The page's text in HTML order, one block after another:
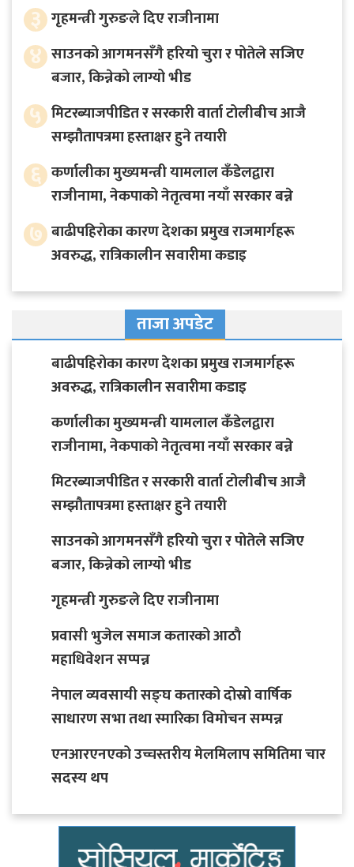
३ गृहमन्त्री गुरुङले दिए राजीनामा
४ साउनको आगमनसँगै हरियो चुरा र पोतेले सजिए
बजार, किन्नेको लाग्यो भीड
५ मिटरब्याजपीडित र सरकारी वार्ता टोलीबीच आजै
सम्झौतापत्रमा हस्ताक्षर हुने तयारी
६ कर्णालीका मुख्यमन्त्री यामलाल कँडेलद्वारा
राजीनामा, नेकपाको नेतृत्वमा नयाँ सरकार बन्ने
७ बाढीपहिरोका कारण देशका प्रमुख राजमार्गहरू
अवरुद्ध, रात्रिकालीन सवारीमा कडाइ
ताजा अपडेट
बाढीपहिरोका कारण देशका प्रमुख राजमार्गहरू
अवरुद्ध, रात्रिकालीन सवारीमा कडाइ
कर्णालीका मुख्यमन्त्री यामलाल कँडेलद्वारा
राजीनामा, नेकपाको नेतृत्वमा नयाँ सरकार बन्ने
मिटरब्याजपीडित र सरकारी वार्ता टोलीबीच आजै
सम्झौतापत्रमा हस्ताक्षर हुने तयारी
साउनको आगमनसँगै हरियो चुरा र पोतेले सजिए
बजार, किन्नेको लाग्यो भीड
गृहमन्त्री गुरुङले दिए राजीनामा
प्रवासी भुजेल समाज कतारको आठाै
महाधिवेशन सप्पन्न
नेपाल व्यवसायी सङ्घ कतारको दोस्रो वार्षिक
साधारण सभा तथा स्मारिका विमोचन सम्पन्न
एनआरएनएको उच्चस्तरीय मेलमिलाप समितिमा चार
सदस्य थप